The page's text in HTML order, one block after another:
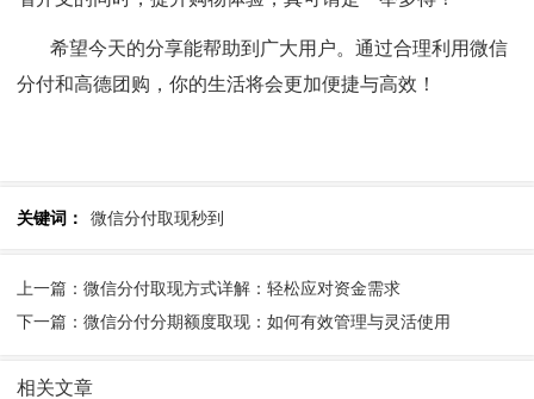
希望今天的分享能帮助到广大用户。通过合理利用微信
分付和高德团购，你的生活将会更加便捷与高效！
关键词： 微信分付取现秒到
上一篇：微信分付取现方式详解：轻松应对资金需求
下一篇：微信分付分期额度取现：如何有效管理与灵活使用
相关文章